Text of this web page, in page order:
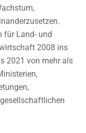
für Land- und
2008 ins
2021 von mehr als